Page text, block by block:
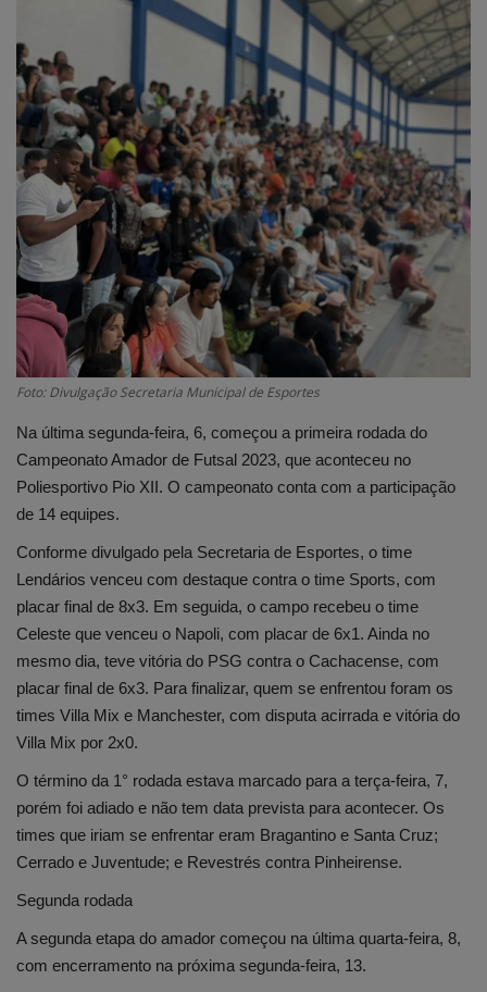
Edições em PDF
Fotos
Foto: Divulgação Secretaria Municipal de Esportes
Na última segunda-feira, 6, começou a primeira rodada do
Campeonato Amador de Futsal 2023, que aconteceu no
Poliesportivo Pio XII. O campeonato conta com a participação
de 14 equipes.
Conforme divulgado pela Secretaria de Esportes, o time
Lendários venceu com destaque contra o time Sports, com
placar final de 8x3. Em seguida, o campo recebeu o time
Celeste que venceu o Napoli, com placar de 6x1. Ainda no
mesmo dia, teve vitória do PSG contra o Cachacense, com
placar final de 6x3. Para finalizar, quem se enfrentou foram os
times Villa Mix e Manchester, com disputa acirrada e vitória do
Villa Mix por 2x0.
O término da 1° rodada estava marcado para a terça-feira, 7,
porém foi adiado e não tem data prevista para acontecer. Os
times que iriam se enfrentar eram Bragantino e Santa Cruz;
Cerrado e Juventude; e Revestrés contra Pinheirense.
Segunda rodada
A segunda etapa do amador começou na última quarta-feira, 8,
com encerramento na próxima segunda-feira, 13.